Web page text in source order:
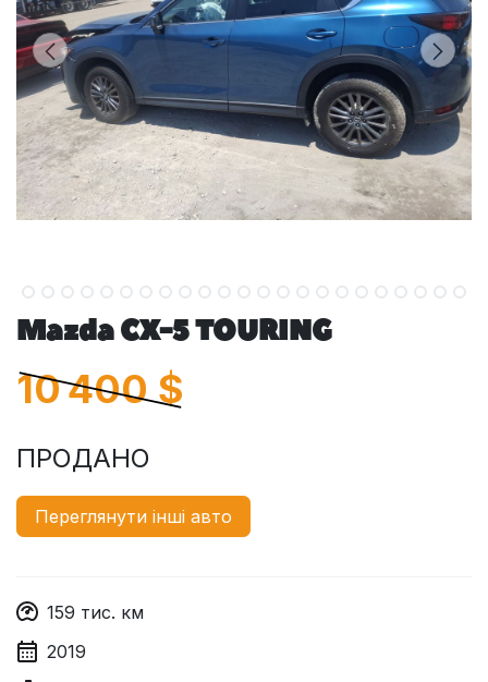
Mazda CX-5 TOURING
10 400$
ПРОДАНО
Переглянути інші авто
159 тис. км
2019